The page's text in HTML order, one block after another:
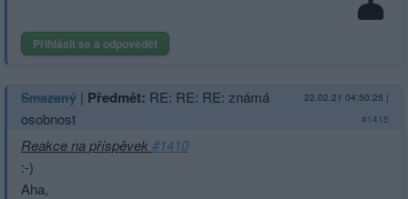
Přihlásit se a odpovědět
Smazaný | Předmět: RE: RE: RE: známá
osobnost
22.02.21 04:50:25 |
#1415
Reakce na příspěvek#1410
:-)
Aha,